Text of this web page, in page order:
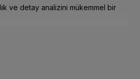
ve detay analizini mükemmel bir